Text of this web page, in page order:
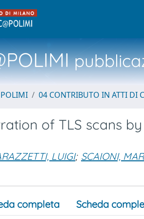
04 CONTRIBUTO IN ATTI DI
of TLS scans
LUIGI; SCAIONI,
completa Scheda